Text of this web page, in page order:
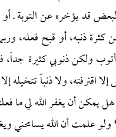
قد يؤخره عن التوبة ـ أو
كثرة ذنبه، أو قبح فعله،
ولكن ذنوبي كثيرة جداً،
اقترفته، ولا ذنباً تتخيله
يمكن أن يغفر الله لي ما
ولو علمت أن الله يسامحني